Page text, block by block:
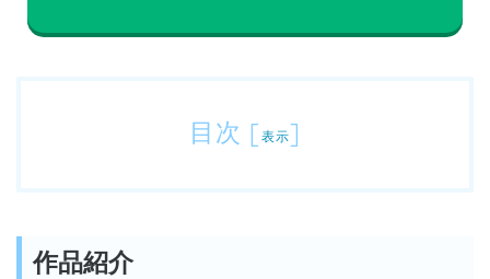
目次 [ 表示]
作品紹介